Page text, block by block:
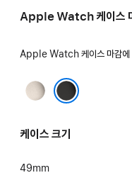
Apple Watch 케이스
Apple Watch 케이스 마감에
내추럴
케이스 크기
49mm